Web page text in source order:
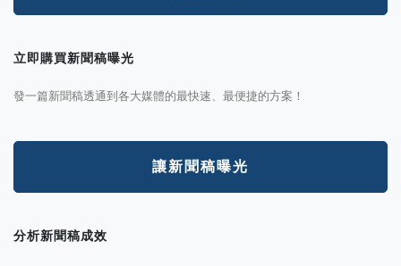
立即購買新聞稿曝光
發一篇新聞稿透通到各大媒體的最快速、最便捷的方案！
讓新聞稿曝光
分析新聞稿成效